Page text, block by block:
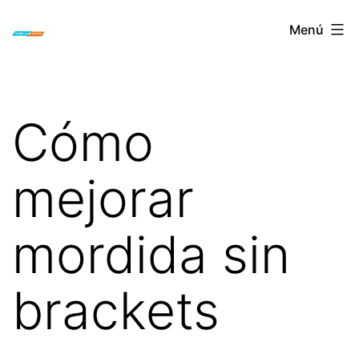
ORTODONCIA
Menú
Cómo
mejorar
mordida sin
brackets